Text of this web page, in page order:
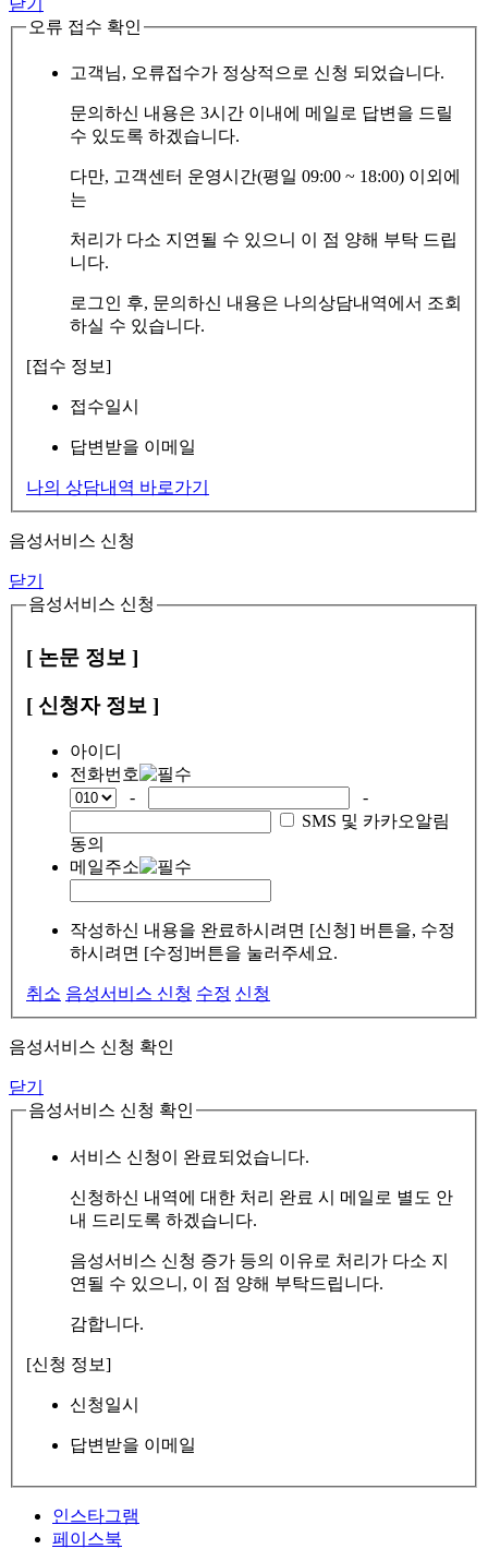
오류 접수 확인
고객님, 오류접수가 정상적으로 신청 되었습니다.
문의하신 내용은 3시간 이내에 메일로 답변을 드릴
수 있도록 하겠습니다.
다만, 고객센터 운영시간(평일 09:00 ~ 18:00) 이외에
는
처리가 다소 지연될 수 있으니 이 점 양해 부탁 드립
니다.
로그인 후, 문의하신 내용은 나의상담내역에서 조회
하실 수 있습니다.
[접수 정보]
접수일시
답변받을 이메일
나의 상담내역 바로가기
음성서비스 신청
닫기
음성서비스 신청
[ 논문 정보 ]
[ 신청자 정보 ]
아이디
전화번호
-
-
SMS 및 카카오알림
동의
메일주소
작성하신 내용을 완료하시려면 [신청] 버튼을, 수정
하시려면 [수정]버튼을 눌러주세요.
취소 음성서비스 신청 수정 신청
음성서비스 신청 확인
닫기
음성서비스 신청 확인
서비스 신청이 완료되었습니다.
신청하신 내역에 대한 처리 완료 시 메일로 별도 안
내 드리도록 하겠습니다.
음성서비스 신청 증가 등의 이유로 처리가 다소 지
연될 수 있으니, 이 점 양해 부탁드립니다.
감합니다.
[신청 정보]
신청일시
답변받을 이메일
인스타그램
페이스북